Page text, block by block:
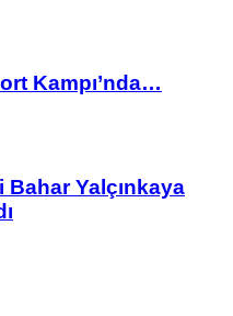
Kampı’nda…
Bahar Yalçınkaya